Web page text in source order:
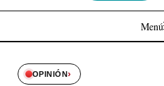
Menú
OPINIÓN›